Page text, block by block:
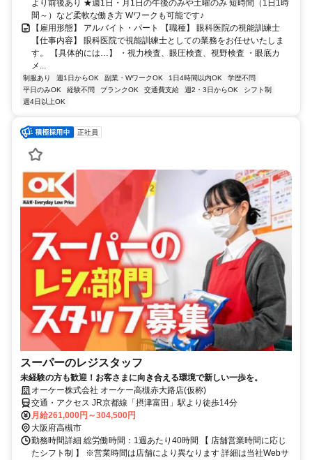
より前後あり ★週1日・月1日の午後のみや土曜のみ 短時間（1日1時
間～）など柔軟な働き方 Wワークも可能です♪
【雇用形態】 アルバイト・パート 【職種】 眼科医院の視能訓練士
【仕事内容】 眼科医院で視能訓練士としての業務をお任せいたしま
す。 【具体的には…】 ・視力検査、眼圧検査、視野検査 ・眼底カ
メ...
制服あり 週1日からOK 副業・WワークOK 1日4時間以内OK
学歴不問
平日のみOK
経験不問 ブランクOK 交通費支給 週2・3日からOK
シフト制
週4日以上OK
正社員
スーパーのレジスタッフ
未経験の方も歓迎！お客さまに向き合える環境で新しい一歩を。
オーケー株式会社 オーケー高槻赤大路店(仮称)
交通・アクセス JR京都線「摂津富田」駅より徒歩14分
月給261,000円～304,500円
大阪府高槻市
勤務時間詳細 総労働時間：1週あたり40時間 【 店舗営業時間に応じ
たシフト制 】 ※営業時間は店舗により異なります 詳細は当社Webサ